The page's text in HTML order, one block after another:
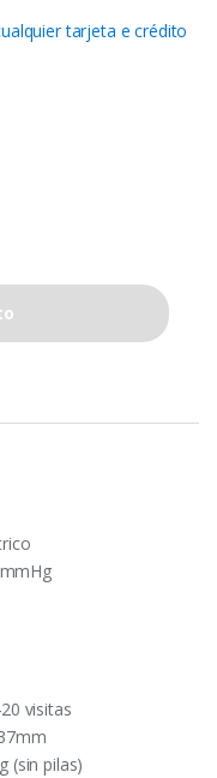
tarjeta e crédito
visitas
(sin pilas)